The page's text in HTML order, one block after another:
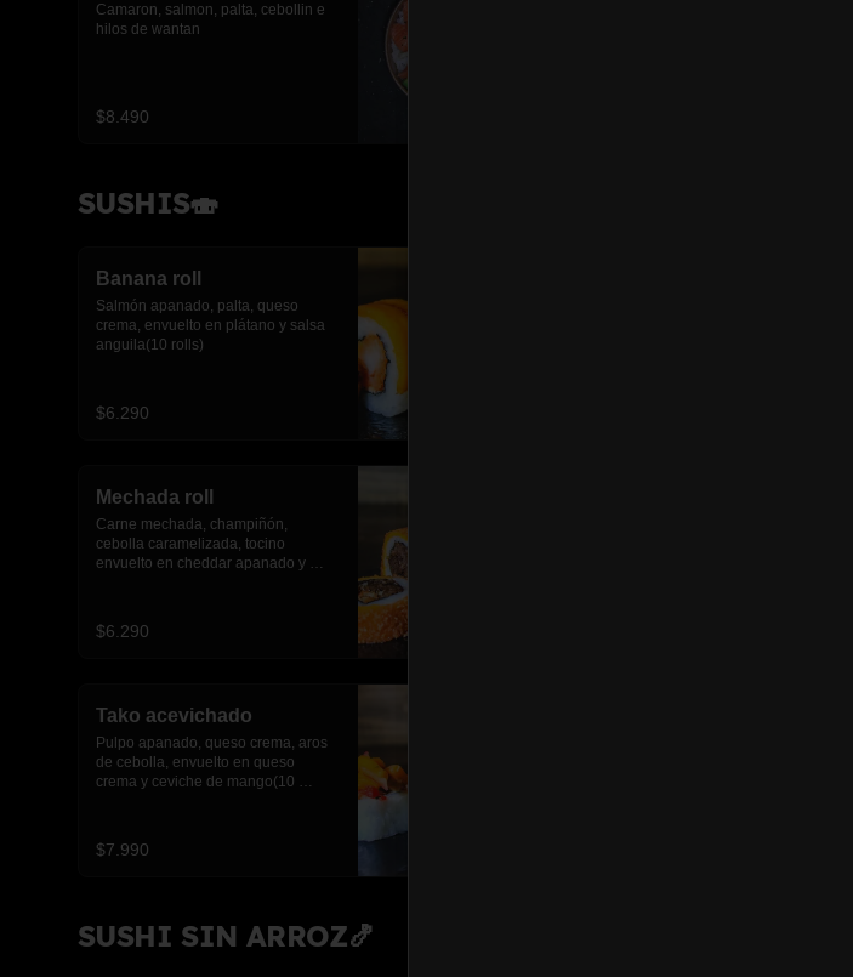
Camaron, salmon, palta, cebollin e
hilos de wantan
$8.490
SUSHIS🍣
Banana roll
Salmón apanado, palta, queso
crema, envuelto en plátano y salsa
anguila(10 rolls)
$6.290
Mechada roll
Carne mechada, champiñón,
cebolla caramelizada, tocino
envuelto en cheddar apanado y
$6.290
Tako acevichado
Pulpo apanado, queso crema, aros
de cebolla, envuelto en queso
crema y ceviche de mango(10
$7.990
SUSHI SIN ARROZ🍤